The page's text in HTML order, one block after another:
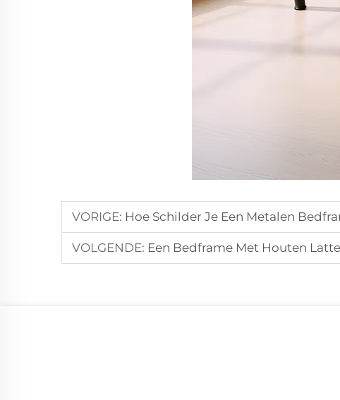
VORIGE: Hoe Schilder Je Een Metalen
VOLGENDE: Een Bedframe Met Houten